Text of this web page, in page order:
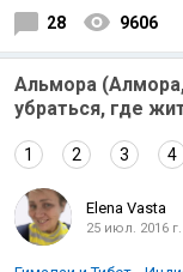
28 9606
Альмора
убраться, где
1 2 3 4
Elena Vasta
25 июл. 2016 г.